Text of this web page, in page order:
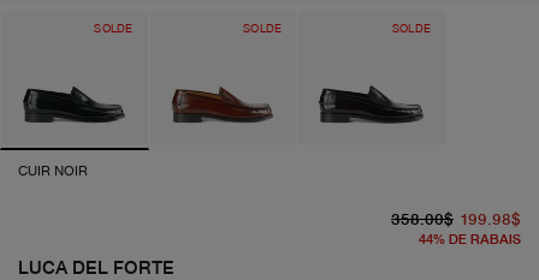
SOLDE SOLDE SOLDE
CUIR NOIR
LUCA DEL FORTE
358.00$ 199.98$
44% DE RABAIS